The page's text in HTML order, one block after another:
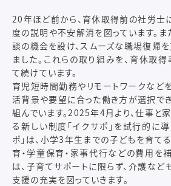
20年ほど前から、育休取得前の社労士
度の説明や不安解消を図っています。ま
談の機会を設け、スムーズな職場復帰
ました。これらの取り組みを、育休取
て続けています。
育児短時間勤務やリモートワークなど
活背景や要望に合った働き方が選択で
組んでいます。2025年4月より、仕事と
る新しい制度「イクサポ」を試行的に導
ポ」は、小学3年生までの子どもを育て
育・学童保育・家事代行などの費用を
は、子育てサポートに限らず、介護など
支援の充実を図っていきます。